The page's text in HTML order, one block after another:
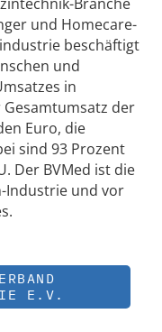
und Homecare-
beschäftigt
und
in
Gesamtumsatz der
Euro, die
sind 93 Prozent
Der BVMed ist die
Industrie und vor
E.V.